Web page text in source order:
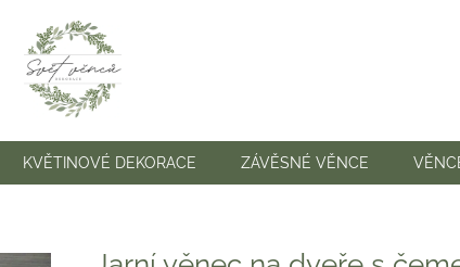
KVĚTINOVÉ DEKORACE ZÁVĚSNÉ VĚNCE